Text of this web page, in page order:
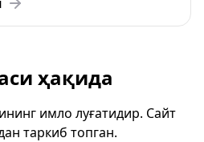
ҳақида
имло луғатидир. Сайт
таркиб топган.